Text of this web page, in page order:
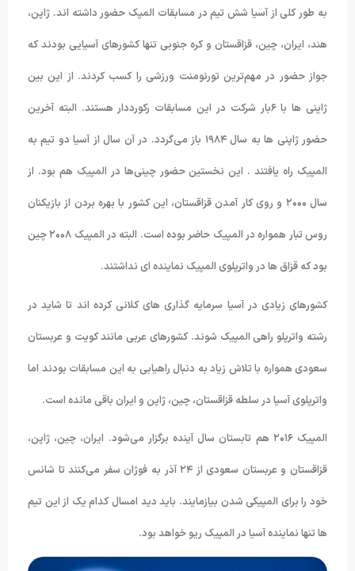
به طور کلی از آسیا شش تیم در مسابقات المپک حضور داشته اند. ژاپن،
هند، ایران، چین، قزاقستان و کره جنوبی تنها کشورهای آسیایی بودند که
جواز حضور در مهم‌ترین تورنومنت ورزشی را کسب کردند. از این بین
ژاپنی ها با ۶بار شرکت در این مسابقات رکورددار هستند. البته آخرین
حضور ژاپنی ها به سال ۱۹۸۴ باز می‌گردد. در آن سال از آسیا دو تیم به
المپیک راه یافتند . این نخستین حضور چینی‌ها در المپیک هم بود. از
سال ۲۰۰۰ و روی کار آمدن قزاقستان، این کشور با بهره بردن از بازیکنان
روس تبار همواره در المپیک حاضر بوده است. البته در المپیک ۲۰۰۸ چین
بود که قزاق ها در واترپلوی المپیک نماینده ای نداشتند.
کشورهای زیادی در آسیا سرمایه گذاری های کلانی کرده اند تا شاید در
رشته واترپلو راهی المپیک شوند. کشورهای عربی مانند کویت و عربستان
سعودی همواره با تلاش زیاد به دنبال راهیابی به این مسابقات بودند اما
واترپلوی آسیا در سلطه قزاقستان، چین، ژاپن و ایران باقی مانده است.
المپیک ۲۰۱۶ هم تابستان سال آینده برگزار می‌شود. ایران، چین، ژاپن،
قزاقستان و عربستان سعودی از ۲۴ آذر به فوژان سفر می‌کنند تا شانس
خود را برای المپیکی شدن بیازمایند. باید دید امسال کدام یک از این تیم
ها تنها نماینده آسیا در المپیک ریو خواهد بود.